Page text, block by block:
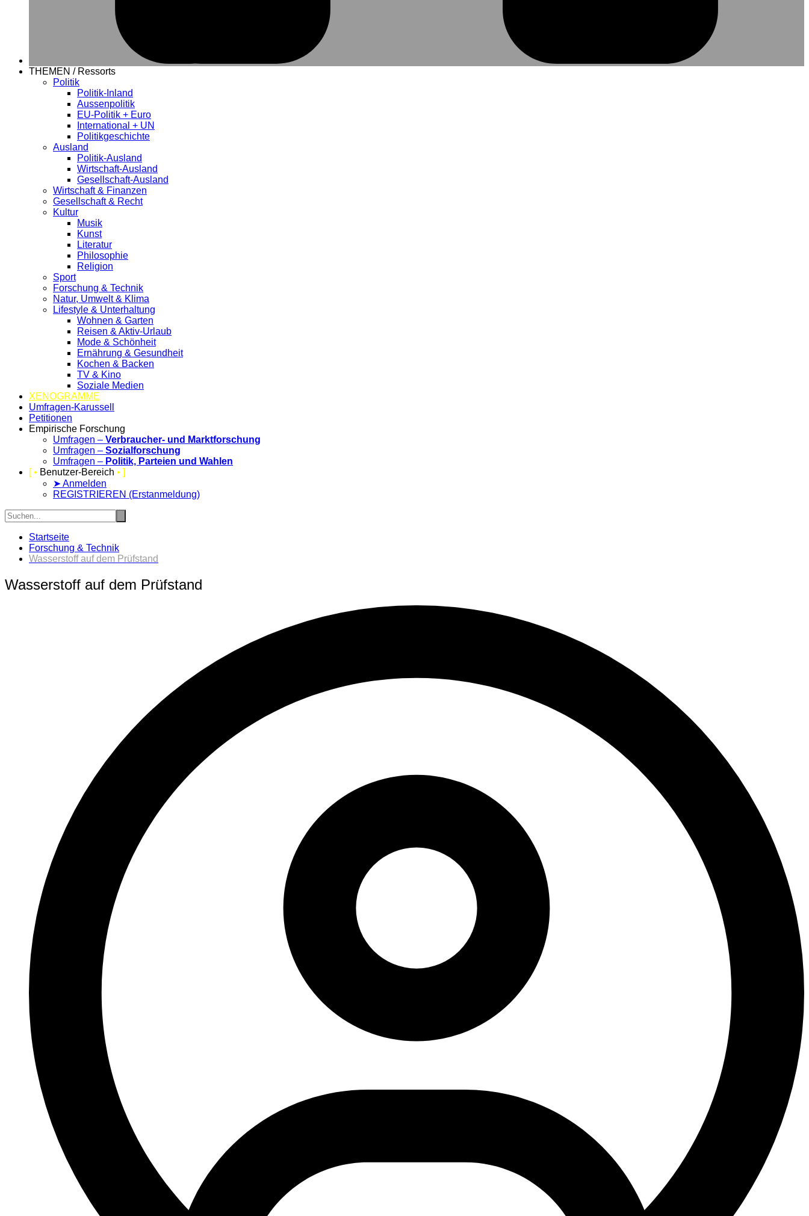
THEMEN / Ressorts
Politik
Politik-Inland
Aussenpolitik
EU-Politik + Euro
International + UN
Politikgeschichte
Ausland
Politik-Ausland
Wirtschaft-Ausland
Gesellschaft-Ausland
Wirtschaft & Finanzen
Gesellschaft & Recht
Kultur
Musik
Kunst
Literatur
Philosophie
Religion
Sport
Forschung & Technik
Natur, Umwelt & Klima
Lifestyle & Unterhaltung
Wohnen & Garten
Reisen & Aktiv-Urlaub
Mode & Schönheit
Ernährung & Gesundheit
Kochen & Backen
TV & Kino
Soziale Medien
XENOGRAMME
Umfragen-Karussell
Petitionen
Empirische Forschung
Umfragen – Verbraucher- und Marktforschung
Umfragen – Sozialforschung
Umfragen – Politik, Parteien und Wahlen
[ • Benutzer-Bereich • ]
➤ Anmelden
REGISTRIEREN (Erstanmeldung)
Startseite
Forschung & Technik
Wasserstoff auf dem Prüfstand
Wasserstoff auf dem Prüfstand